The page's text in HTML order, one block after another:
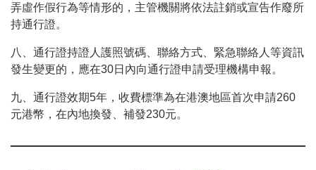
弄虛作假行為等情形的，主管機關將依法註銷或宣告作廢所
持通行證。
八、通行證持證人護照號碼、聯絡方式、緊急聯絡人等資訊
發生變更的，應在30日內向通行證申請受理機構申報。
九、通行證效期5年，收費標準為在港澳地區首次申請260
元港幣，在內地換發、補發230元。